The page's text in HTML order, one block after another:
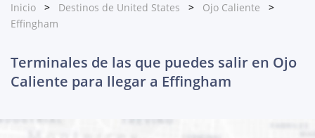
Inicio Destinos de United States
Ojo Caliente
Effingham
Terminales de las que puedes salir en Ojo
Caliente para llegar a Effingham